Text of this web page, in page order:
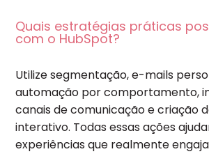
Quais estratégias práticas
com o HubSpot?
Utilize segmentação, e-mails
automação por comportamento,
canais de comunicação e criação
interativo. Todas essas ações
experiências que realmente